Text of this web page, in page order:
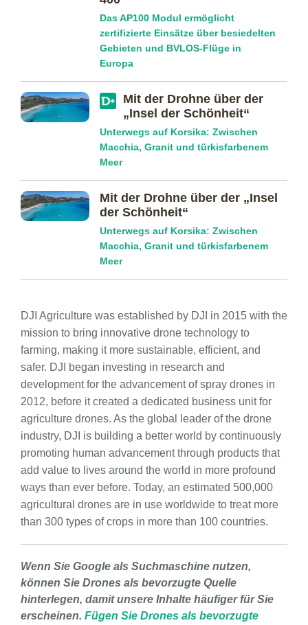
Das AP100 Modul ermöglicht
zertifizierte Einsätze über besiedelten
Gebieten und BVLOS-Flüge in
Europa
Mit der Drohne über der
„Insel der Schönheit“
Unterwegs auf Korsika: Zwischen
Macchia, Granit und türkisfarbenem
Meer
Mit der Drohne über der „Insel
der Schönheit“
Unterwegs auf Korsika: Zwischen
Macchia, Granit und türkisfarbenem
Meer
DJI Agriculture was established by DJI in 2015 with the
mission to bring innovative drone technology to
farming, making it more sustainable, efficient, and
safer. DJI began investing in research and
development for the advancement of spray drones in
2012, before it created a dedicated business unit for
agriculture drones. As the global leader of the drone
industry, DJI is building a better world by continuously
promoting human advancement through products that
add value to lives around the world in more profound
ways than ever before. Today, an estimated 500,000
agricultural drones are in use worldwide to treat more
than 300 types of crops in more than 100 countries.
Wenn Sie Google als Suchmaschine nutzen,
können Sie Drones als bevorzugte Quelle
hinterlegen, damit unsere Inhalte häufiger für Sie
erscheinen. Fügen Sie Drones als bevorzugte